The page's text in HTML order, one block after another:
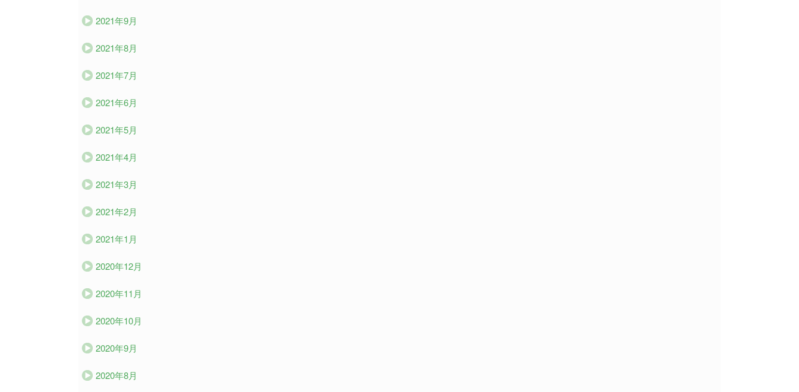
2021年9月
2021年8月
2021年7月
2021年6月
2021年5月
2021年4月
2021年3月
2021年2月
2021年1月
2020年12月
2020年11月
2020年10月
2020年9月
2020年8月